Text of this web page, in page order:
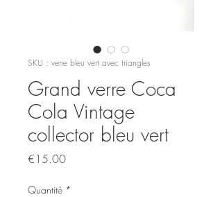
SKU : verre bleu vert avec triangles
Grand verre Coca
Cola Vintage
collector bleu vert
€15.00Prix
Quantité *